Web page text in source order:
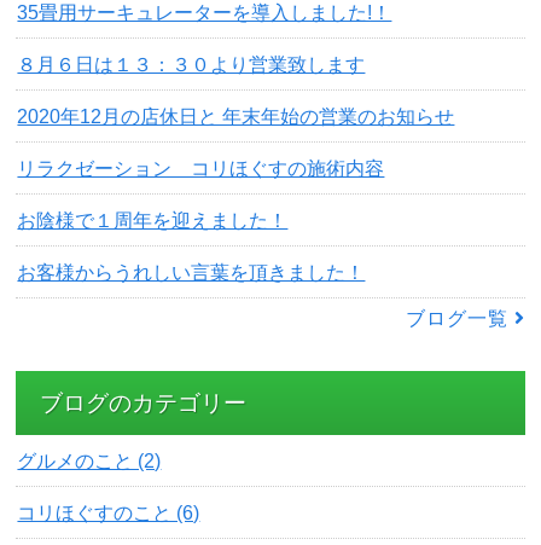
35畳用サーキュレーターを導入しました!！
８月６日は１３：３０より営業致します
2020年12月の店休日と 年末年始の営業のお知らせ
リラクゼーション コリほぐすの施術内容
お陰様で１周年を迎えました！
お客様からうれしい言葉を頂きました！
ブログ一覧
ブログのカテゴリー
グルメのこと (2)
コリほぐすのこと (6)